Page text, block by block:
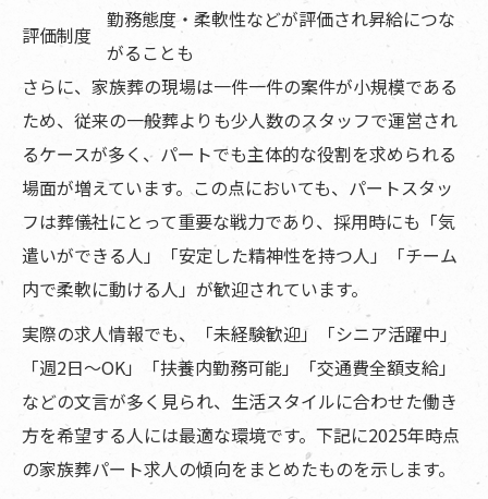
評価制度
勤務態度・柔軟性などが評価され昇給につな
がることも
さらに、家族葬の現場は一件一件の案件が小規模である
ため、従来の一般葬よりも少人数のスタッフで運営され
るケースが多く、パートでも主体的な役割を求められる
場面が増えています。この点においても、パートスタッ
フは葬儀社にとって重要な戦力であり、採用時にも「気
遣いができる人」「安定した精神性を持つ人」「チーム
内で柔軟に動ける人」が歓迎されています。
実際の求人情報でも、「未経験歓迎」「シニア活躍中」
「週2日〜OK」「扶養内勤務可能」「交通費全額支給」
などの文言が多く見られ、生活スタイルに合わせた働き
方を希望する人には最適な環境です。下記に2025年時点
の家族葬パート求人の傾向をまとめたものを示します。